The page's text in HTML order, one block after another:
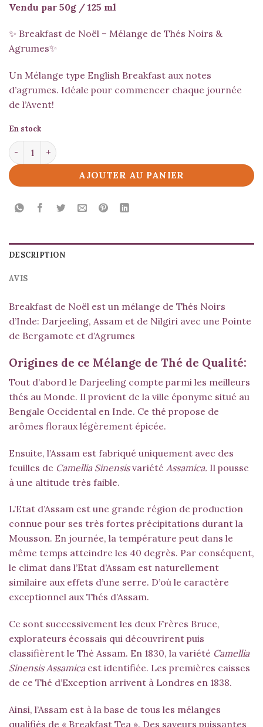
Vendu par 50g / 125 ml
✨ Breakfast de Noël – Mélange de Thés Noirs &
Agrumes✨
Un Mélange type English Breakfast aux notes
d’agrumes. Idéale pour commencer chaque journée
de l’Avent!
En stock
quantité de Breakfast de Noël
AJOUTER AU PANIER
DESCRIPTION
AVIS
Breakfast de Noël est un mélange de Thés Noirs
d’Inde: Darjeeling, Assam et de Nilgiri avec une Pointe
de Bergamote et d’Agrumes
Origines de ce Mélange de Thé de Qualité:
Tout d’abord le Darjeeling compte parmi les meilleurs
thés au Monde. Il provient de la ville éponyme situé au
Bengale Occidental en Inde. Ce thé propose de
arômes floraux légèrement épicée.
Ensuite, l’Assam est fabriqué uniquement avec des
feuilles de Camellia Sinensisvariété Assamica. Il pousse
à une altitude très faible.
L’Etat d’Assam est une grande région de production
connue pour ses très fortes précipitations durant la
Mousson. En journée, la température peut dans le
même temps atteindre les 40 degrès. Par conséquent,
le climat dans l’Etat d’Assam est naturellement
similaire aux effets d’une serre. D’où le caractère
exceptionnel aux Thés d’Assam.
Ce sont successivement les deux Frères Bruce,
explorateurs écossais qui découvrirent puis
classifièrent le Thé Assam. En 1830, la variété Camellia
Sinensis Assamica est identifiée. Les premières caisses
de ce Thé d’Exception arrivent à Londres en 1838.
Ainsi, l’Assam est à la base de tous les mélanges
qualifiés de « Breakfast Tea ». Des saveurs puissantes